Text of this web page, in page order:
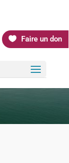
Faire un don